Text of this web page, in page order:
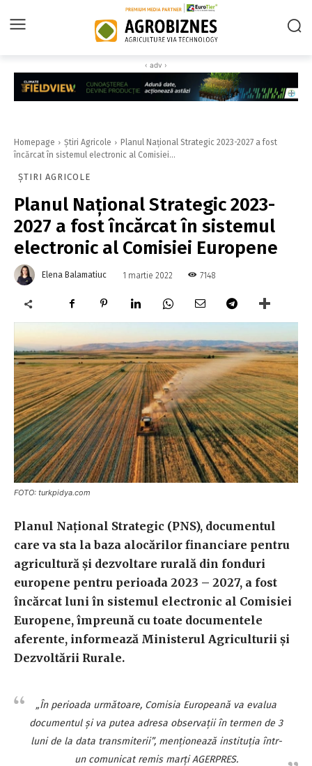
‹ adv ›
Homepage Știri Agricole
Planul Naţional Strategic 2023-2027 a fost
încărcat în sistemul electronic al Comisiei...
ȘTIRI AGRICOLE
Planul Naţional Strategic 2023-
2027 a fost încărcat în sistemul
electronic al Comisiei Europene
Elena Balamatiuc 1 martie 2022 7148
FOTO: turkpidya.com
Planul Naţional Strategic (PNS), documentul
care va sta la baza alocărilor financiare pentru
agricultură şi dezvoltare rurală din fonduri
europene pentru perioada 2023 – 2027, a fost
încărcat luni în sistemul electronic al Comisiei
Europene, împreună cu toate documentele
aferente, informează Ministerul Agriculturii şi
Dezvoltării Rurale.
„În perioada următoare, Comisia Europeană va evalua
documentul şi va putea adresa observaţii în termen de 3
luni de la data transmiterii”, menţionează instituţia într-
un comunicat remis marţi AGERPRES.